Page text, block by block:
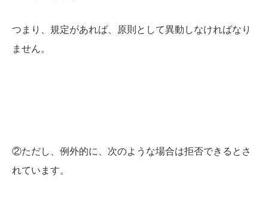
つまり、規定があれば、原則として異動しなければなり
ません。
②ただし、例外的に、次のような場合は拒否できるとさ
れています。